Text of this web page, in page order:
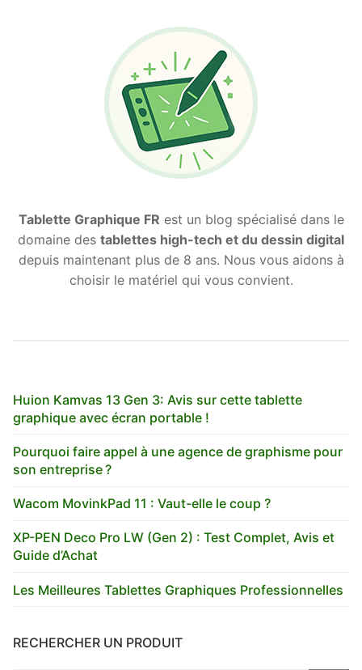
Tablette Graphique FR est un blog spécialisé dans le
domaine des tablettes high-tech et du dessin digital
depuis maintenant plus de 8 ans. Nous vous aidons à
choisir le matériel qui vous convient.
Huion Kamvas 13 Gen 3: Avis sur cette tablette
graphique avec écran portable !
Pourquoi faire appel à une agence de graphisme pour
son entreprise ?
Wacom MovinkPad 11 : Vaut-elle le coup ?
XP-PEN Deco Pro LW (Gen 2) : Test Complet, Avis et
Guide d’Achat
Les Meilleures Tablettes Graphiques Professionnelles
RECHERCHER UN PRODUIT